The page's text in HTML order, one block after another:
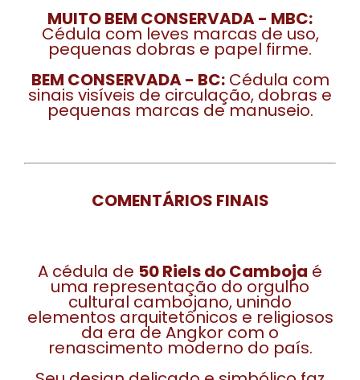
MUITO BEM CONSERVADA - MBC:
Cédula com leves marcas de uso,
pequenas dobras e papel firme.
BEM CONSERVADA - BC:Cédula com
sinais visíveis de circulação, dobras e
pequenas marcas de manuseio.
COMENTÁRIOS FINAIS
A cédula de 50 Riels do Camboja é
uma representação do orgulho
cultural cambojano, unindo
elementos arquitetônicos e religiosos
da era de Angkor com o
renascimento moderno do país.